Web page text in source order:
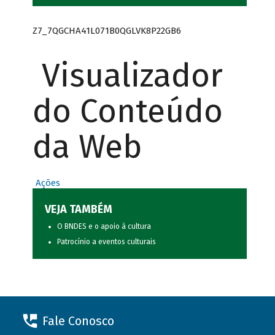
Z7_7QGCHA41L071B0QGLVK8P22GB6
Visualizador
do Conteúdo
da Web
Ações
VEJA TAMBÉM
O BNDES e o apoio à cultura
Patrocínio a eventos culturais
Fale Conosco